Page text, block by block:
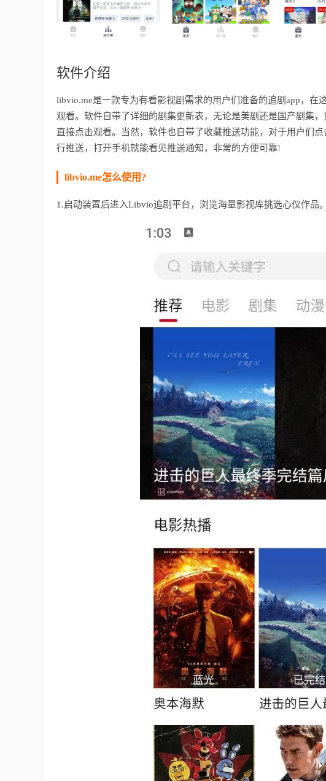
软件介绍
libvio.me是一款专为有看影视剧需求的用户们准备的追剧app，
观看。软件自带了详细的剧集更新表，无论是美剧还是国产剧集
直接点击观看。当然，软件也自带了收藏推送功能，对于用户们
行推送，打开手机就能看见推送通知，非常的方便可靠!
libvio.me怎么使用?
1.启动装置后进入Libvio追剧平台，浏览海量影视库挑选心仪作品。